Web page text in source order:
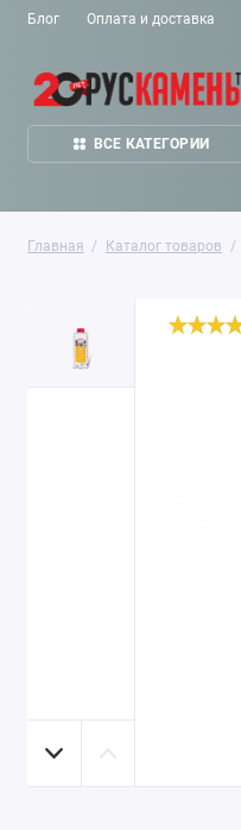
Блог Оплата и доставка
ВСЕ КАТЕГОРИИ
Главная Каталог товаров